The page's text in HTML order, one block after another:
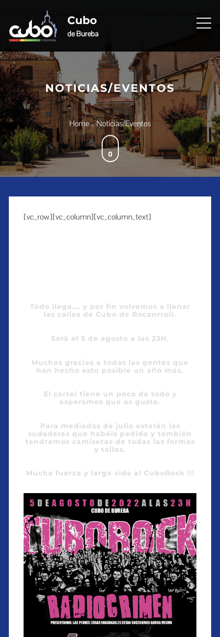
content
Cubo
de Bureba
NOTICIAS/EVENTOS
Home Noticias/Eventos
[vc_row][vc_column][vc_column_text]
Todo llega…. y por fin volvemos a llenar
las calles de Cubo de Rocanrroll.
Será el 5 de agosto a las 23H.
Muchas gracias a todas las gentes que
han hecho esto posible un año más.
El cartel tiene un poco de todo y
esperamos que os guste.
Para mediados de julio estarán las
sudaderas que habéis pedido y también
tendremos camisetas de todas las formas
y tallas.
Mucha fuerza y larga vida al CuboRock !!!